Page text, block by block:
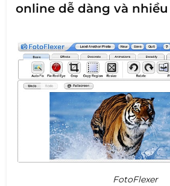
online dễ dàng và
FotoFlexer